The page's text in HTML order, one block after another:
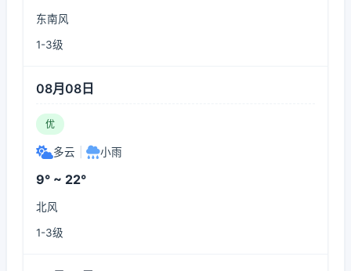
东南风
1-3级
08月08日
优
多云 小雨
9° ~ 22°
北风
1-3级